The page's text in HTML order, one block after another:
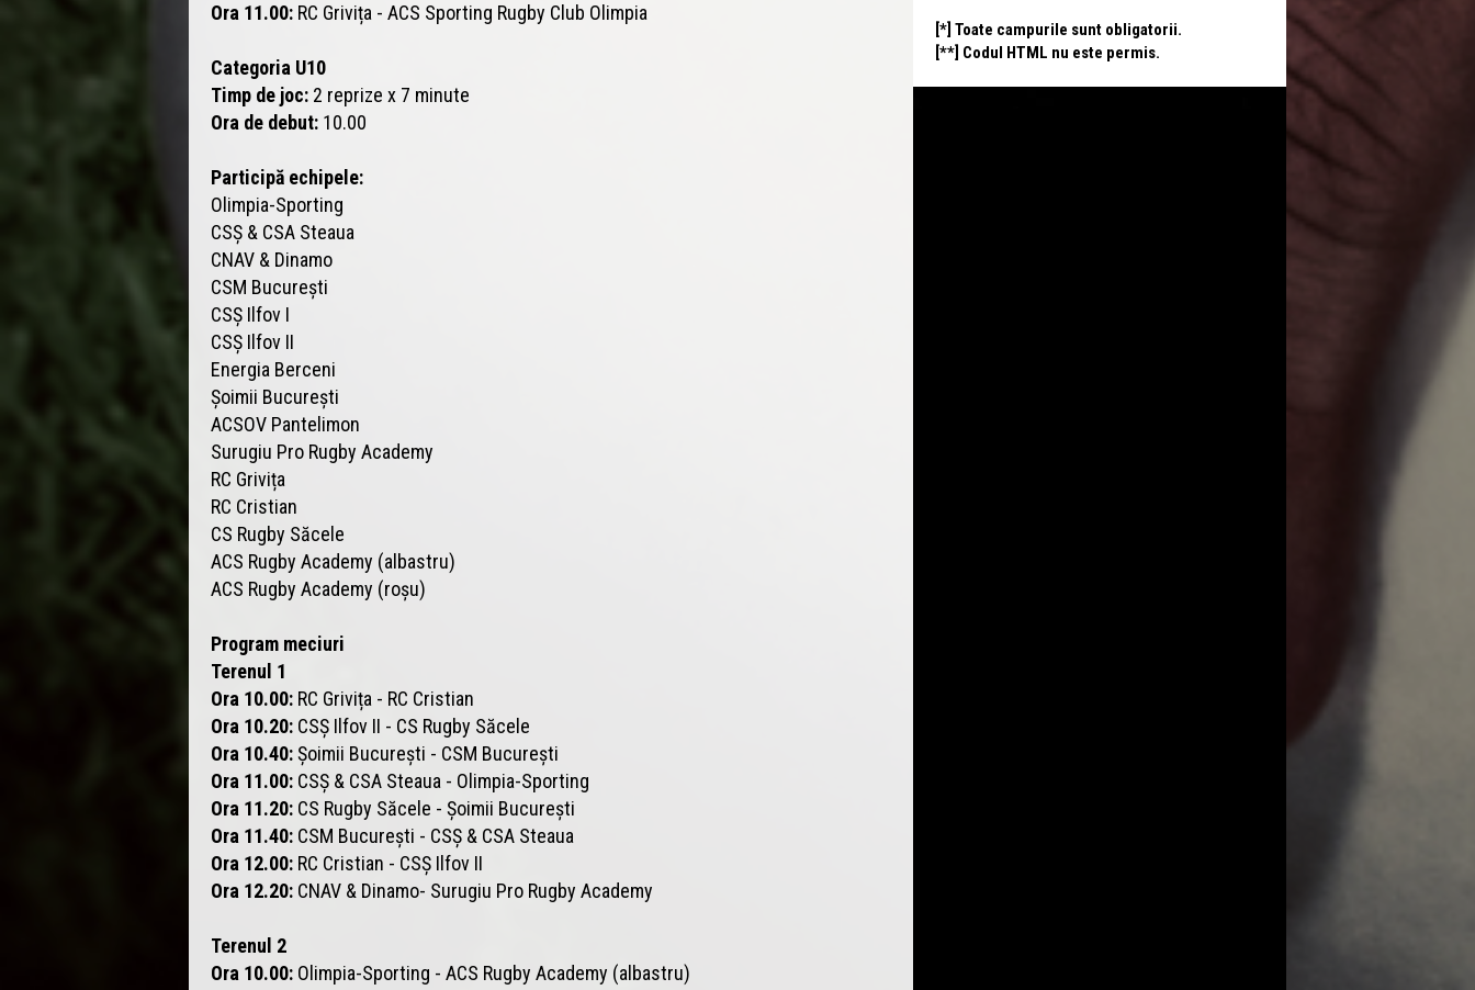
Ora 11.00: RC Grivița - ACS Sporting Rugby Club Olimpia
Categoria U10
Timp de joc: 2 reprize x 7 minute
Ora de debut: 10.00
Participă echipele:
Olimpia-Sporting
CSȘ & CSA Steaua
CNAV & Dinamo
CSM București
CSȘ Ilfov I
CSȘ Ilfov II
Energia Berceni
Șoimii București
ACSOV Pantelimon
Surugiu Pro Rugby Academy
RC Grivița
RC Cristian
CS Rugby Săcele
ACS Rugby Academy (albastru)
ACS Rugby Academy (roșu)
Program meciuri
Terenul 1
Ora 10.00: RC Grivița - RC Cristian
Ora 10.20: CSȘ Ilfov II - CS Rugby Săcele
Ora 10.40:Șoimii București - CSM București
Ora 11.00: CSȘ & CSA Steaua - Olimpia-Sporting
Ora 11.20: CS Rugby Săcele - Șoimii București
Ora 11.40: CSM București - CSȘ & CSA Steaua
Ora 12.00: RC Cristian - CSȘ Ilfov II
Ora 12.20: CNAV & Dinamo- Surugiu Pro Rugby Academy
Terenul 2
Ora 10.00: Olimpia-Sporting - ACS Rugby Academy (albastru)
[*] Toate campurile sunt obligatorii.
[**] Codul HTML nu este permis.